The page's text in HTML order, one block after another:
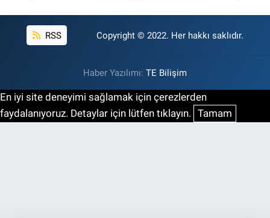
RSS Copyright © 2022. Her hakkı saklıdır.
Haber Yazılımı: TE Bilişim
En iyi site deneyimi sağlamak için çerezlerden
faydalanıyoruz. Detaylar için lütfen tıklayın. Tamam